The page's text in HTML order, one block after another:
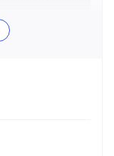
据并进行分页浏览